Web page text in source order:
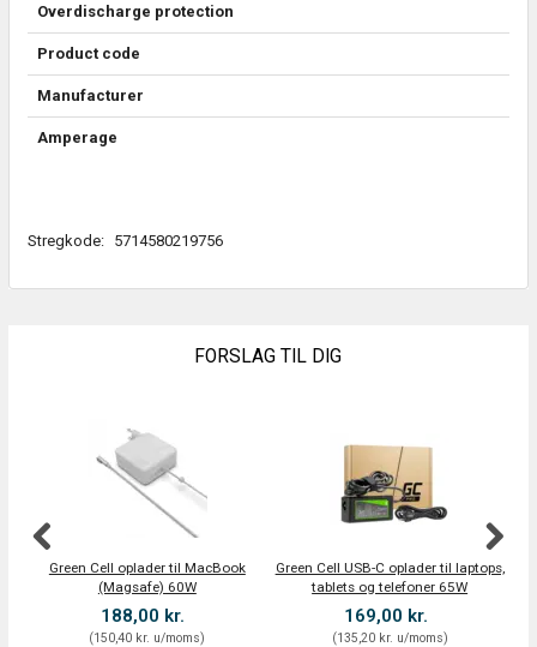
Overdischarge protection
Product code
Manufacturer
Amperage
Stregkode: 5714580219756
FORSLAG TIL DIG
Green Cell oplader til MacBook
(Magsafe) 60W
188,00 kr.
(150,40 kr. u/moms)
Green Cell USB-C oplader til laptops,
tablets og telefoner 65W
169,00 kr.
(135,20 kr. u/moms)